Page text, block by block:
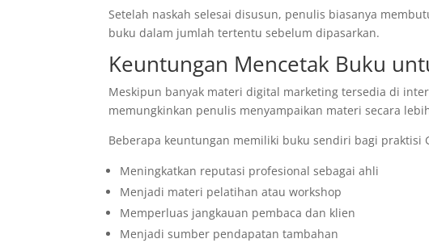
Setelah naskah selesai disusun, penulis biasanya
buku dalam jumlah tertentu sebelum dipasarkan.
Keuntungan Mencetak Buku
Meskipun banyak materi digital marketing tersedia di
memungkinkan penulis menyampaikan materi secara
Beberapa keuntungan memiliki buku sendiri bagi praktisi
Meningkatkan reputasi profesional sebagai ahli
Menjadi materi pelatihan atau workshop
Memperluas jangkauan pembaca dan klien
Menjadi sumber pendapatan tambahan